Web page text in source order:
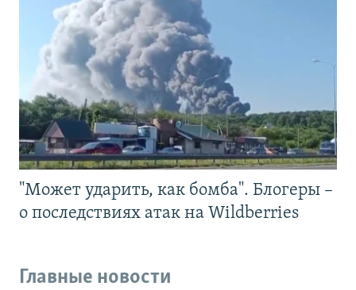
"Может ударить, как бомба". Блогеры –
о последствиях атак на Wildberries
Главные новости